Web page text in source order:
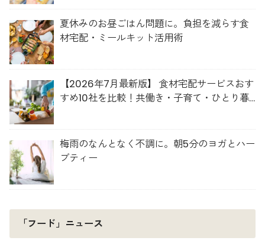
夏休みのお昼ごはん問題に。負担を減らす食
材宅配・ミールキット活用術
【2026年7月最新版】 食材宅配サービスおす
すめ10社を比較！共働き・子育て・ひとり暮
梅雨のなんとなく不調に。朝5分のヨガとハー
ブティー
「フード」ニュース